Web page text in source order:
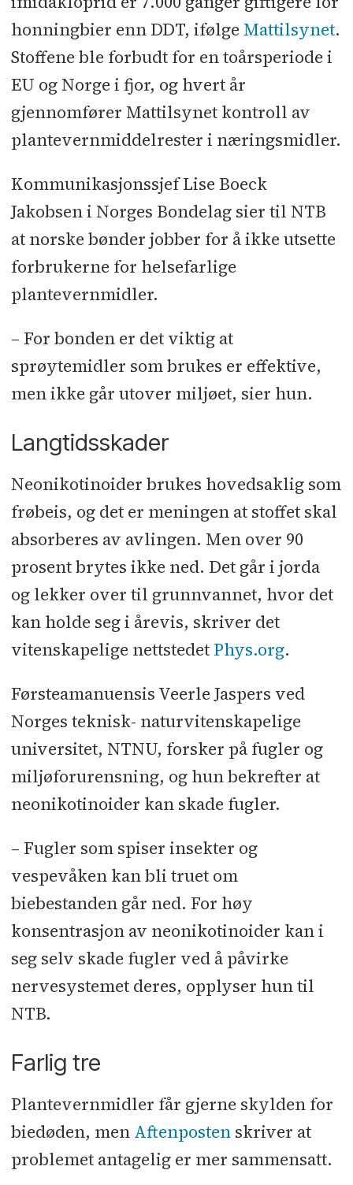
honningbier enn DDT, ifølge Mattilsynet.
Stoffene ble forbudt for en toårsperiode i
EU og Norge i fjor, og hvert år
gjennomfører Mattilsynet kontroll av
plantevernmiddelrester i næringsmidler.
Kommunikasjonssjef Lise Boeck
Jakobsen i Norges Bondelag sier til NTB
at norske bønder jobber for å ikke utsette
forbrukerne for helsefarlige
plantevernmidler.
– For bonden er det viktig at
sprøytemidler som brukes er effektive,
men ikke går utover miljøet, sier hun.
Langtidsskader
Neonikotinoider brukes hovedsaklig som
frøbeis, og det er meningen at stoffet skal
absorberes av avlingen. Men over 90
prosent brytes ikke ned. Det går i jorda
og lekker over til grunnvannet, hvor det
kan holde seg i årevis, skriver det
vitenskapelige nettstedet Phys.org.
Førsteamanuensis Veerle Jaspers ved
Norges teknisk- naturvitenskapelige
universitet, NTNU, forsker på fugler og
miljøforurensning, og hun bekrefter at
neonikotinoider kan skade fugler.
– Fugler som spiser insekter og
vespevåken kan bli truet om
biebestanden går ned. For høy
konsentrasjon av neonikotinoider kan i
seg selv skade fugler ved å påvirke
nervesystemet deres, opplyser hun til
NTB.
Farlig tre
Plantevernmidler får gjerne skylden for
biedøden, men Aftenpostenskriver at
problemet antagelig er mer sammensatt.